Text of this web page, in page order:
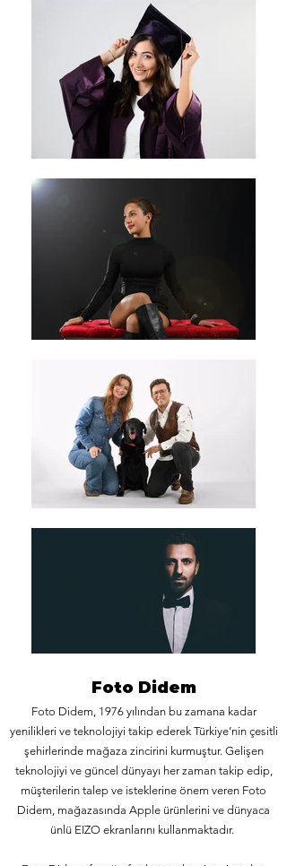
Foto Didem
Foto Didem, 1976 yılından bu zamana kadar
yenilikleri ve teknolojiyi takip ederek Türkiye’nin çesitli
şehirlerinde mağaza zincirini kurmuştur. Gelişen
teknolojiyi ve güncel dünyayı her zaman takip edip,
müşterilerin talep ve isteklerine önem veren Foto
Didem, mağazasında Apple ürünlerini ve dünyaca
ünlü EIZO ekranlarını kullanmaktadır.